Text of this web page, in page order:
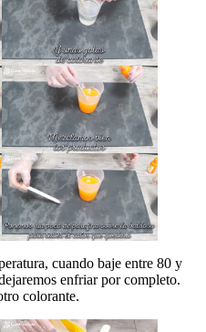
cuando baje entre 80 y
enfriar por completo.
colorante.